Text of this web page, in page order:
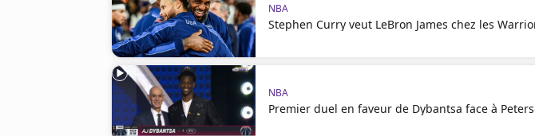
NBA
Stephen Curry veut LeBron James chez les
NBA
Premier duel en faveur de Dybantsa face à